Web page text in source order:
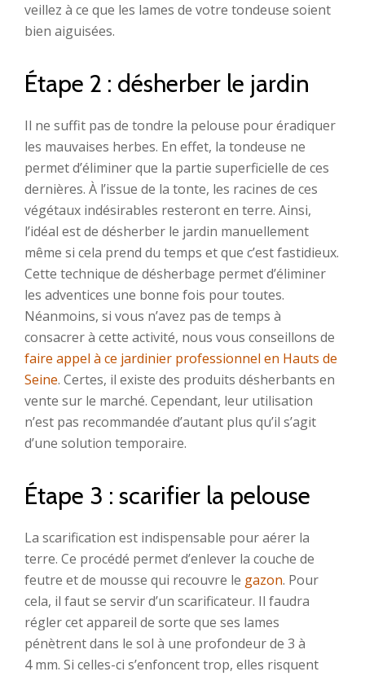
veillez à ce que les lames de votre tondeuse soient
bien aiguisées.
Étape 2 : désherber le jardin
Il ne suffit pas de tondre la pelouse pour éradiquer
les mauvaises herbes. En effet, la tondeuse ne
permet d’éliminer que la partie superficielle de ces
dernières. À l’issue de la tonte, les racines de ces
végétaux indésirables resteront en terre. Ainsi,
l’idéal est de désherber le jardin manuellement
même si cela prend du temps et que c’est fastidieux.
Cette technique de désherbage permet d’éliminer
les adventices une bonne fois pour toutes.
Néanmoins, si vous n’avez pas de temps à
consacrer à cette activité, nous vous conseillons de
faire appel à ce jardinier professionnel en Hauts de
Seine. Certes, il existe des produits désherbants en
vente sur le marché. Cependant, leur utilisation
n’est pas recommandée d’autant plus qu’il s’agit
d’une solution temporaire.
Étape 3 : scarifier la pelouse
La scarification est indispensable pour aérer la
terre. Ce procédé permet d’enlever la couche de
feutre et de mousse qui recouvre le gazon. Pour
cela, il faut se servir d’un scarificateur. Il faudra
régler cet appareil de sorte que ses lames
pénètrent dans le sol à une profondeur de 3 à
4 mm. Si celles-ci s’enfoncent trop, elles risquent